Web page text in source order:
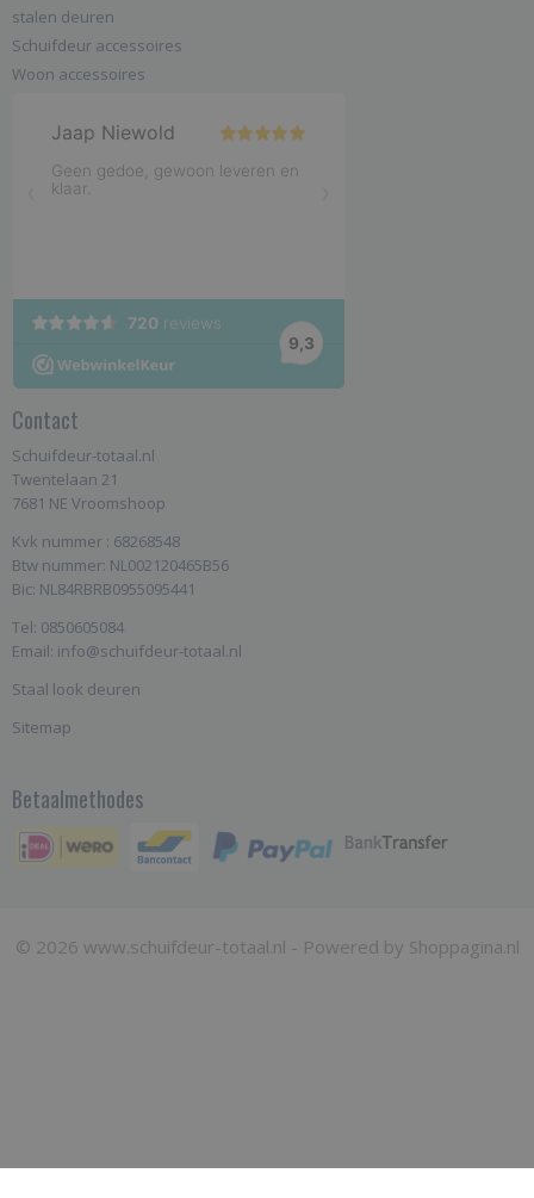
stalen deuren
Schuifdeur accessoires
Woon accessoires
Contact
Schuifdeur-totaal.nl
Twentelaan 21
7681 NE Vroomshoop
Kvk nummer : 68268548
Btw nummer: NL002120465B56
Bic: NL84RBRB0955095441
Tel: 0850605084
Email: info@schuifdeur-totaal.nl
Staal look deuren
Sitemap
Betaalmethodes
© 2026 www.schuifdeur-totaal.nl - Powered by Shoppagina.nl